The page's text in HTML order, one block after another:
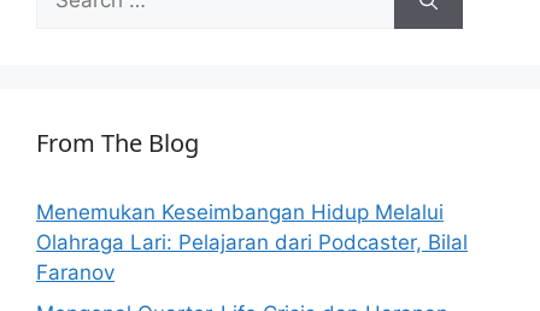
for:
From The Blog
Menemukan Keseimbangan Hidup Melalui
Olahraga Lari: Pelajaran dari Podcaster, Bilal
Faranov